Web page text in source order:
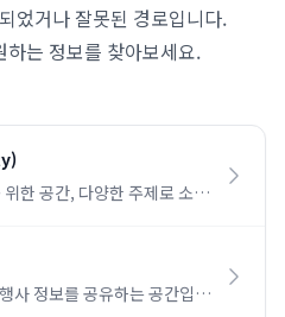
었거나 잘못된 경로입니다.
는 정보를 찾아보세요.
)
한 공간, 다양한 주제로 소통
사 정보를 공유하는 공간입니